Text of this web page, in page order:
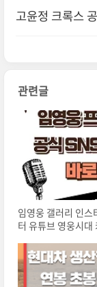
고윤정 크록스
관련글
임영웅 갤러리 인스
터 유튜브 영웅시대